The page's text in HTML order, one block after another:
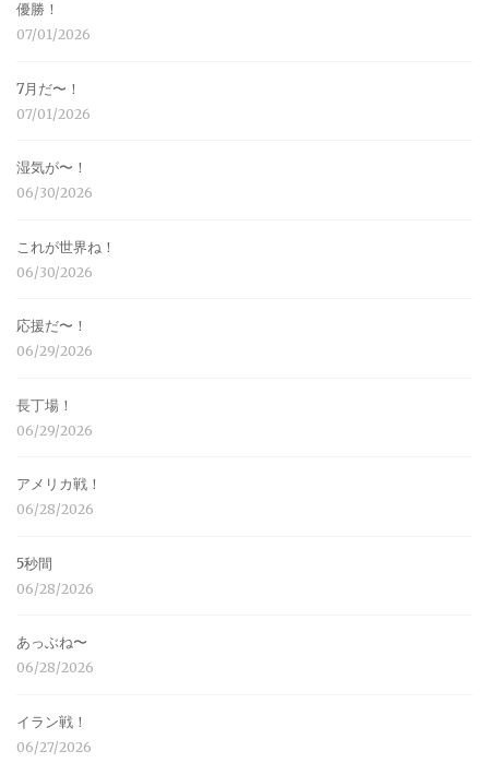
優勝！
07/01/2026
7月だ〜！
07/01/2026
湿気が〜！
06/30/2026
これが世界ね！
06/30/2026
応援だ〜！
06/29/2026
長丁場！
06/29/2026
アメリカ戦！
06/28/2026
5秒間
06/28/2026
あっぶね〜
06/28/2026
イラン戦！
06/27/2026